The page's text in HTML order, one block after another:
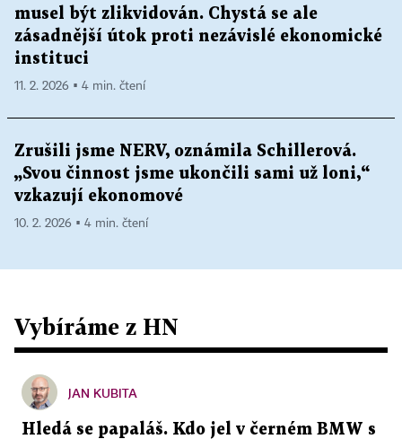
musel být zlikvidován. Chystá se ale
zásadnější útok proti nezávislé ekonomické
instituci
11. 2. 2026 ▪ 4 min. čtení
Zrušili jsme NERV, oznámila Schillerová.
„Svou činnost jsme ukončili sami už loni,“
vzkazují ekonomové
10. 2. 2026 ▪ 4 min. čtení
Vybíráme z HN
JAN KUBITA
Hledá se papaláš. Kdo jel v černém BMW s